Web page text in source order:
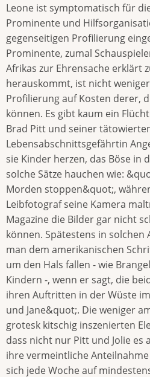
Leone ist symptomatisch für
Prominente und
gegenseitigen Profilierung
Prominente, zumal
Afrikas zur Ehrensache erklärt
herauskommt, ist nicht
Profilierung auf Kosten derer,
können. Es gibt kaum ein
Brad Pitt und seiner
Lebensabschnittsgefährtin
sie Kinder herzen, das Böse in
solche Sätze hauchen wie:
Morden stoppen&quot;,
Leibfotograf seine Kamera
Magazine die Bilder gar nicht
können. Spätestens in solchen
man dem amerikanischen
um den Hals fallen - wie
Kindern -, wenn er sagt, die
ihren Auftritten in der Wüste
und Jane&quot;. Die weniger
grotesk kitschig inszenierten
dass nicht nur Pitt und Jolie es
ihre vermeintliche
sich jede Woche auf